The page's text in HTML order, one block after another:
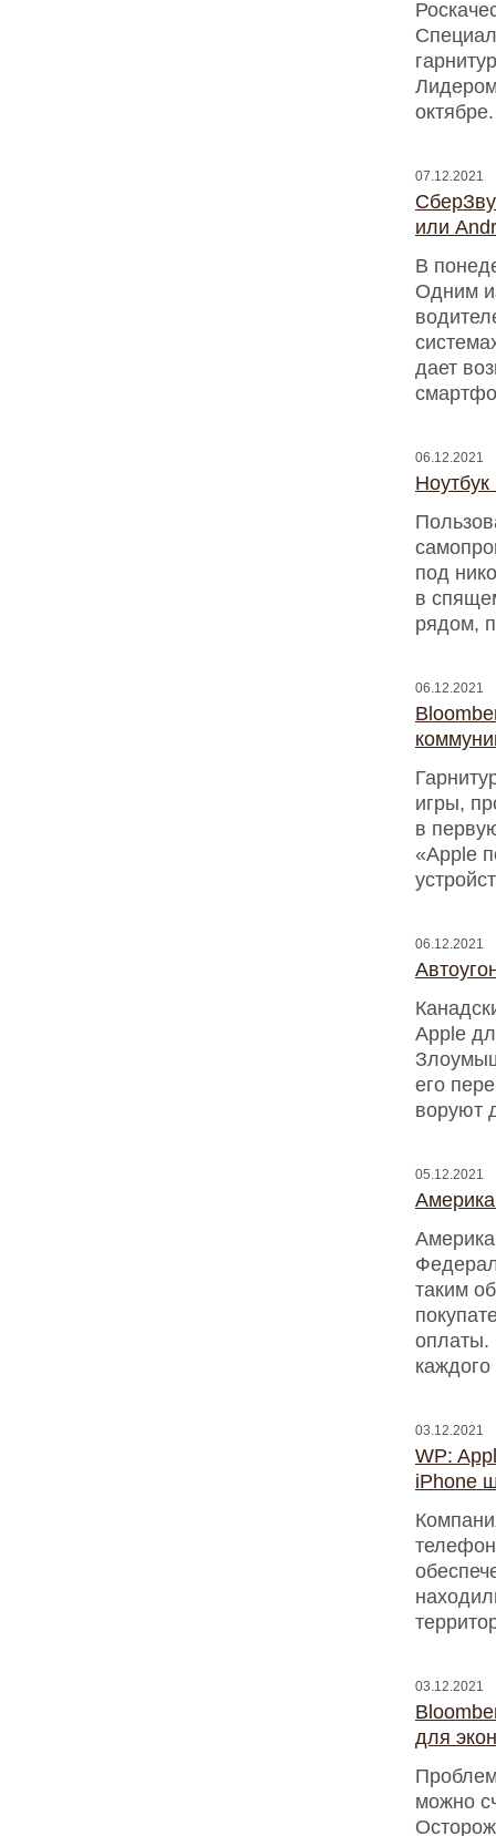
07.12.2021
или
В
Одним
дает
06.12.2021
под
в
рядом,
06.12.2021
игры,
в
«Apple
06.12.2021
Apple
его
воруют
05.12.2021
таким
оплаты.
03.12.2021
WP:
iPhone
03.12.2021
для
можно